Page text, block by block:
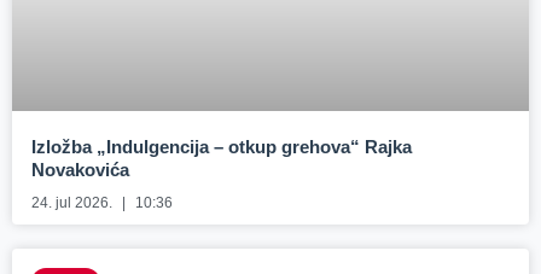
Izložba „Indulgencija – otkup grehova“ Rajka
Novakovića
24. jul 2026. 10:36